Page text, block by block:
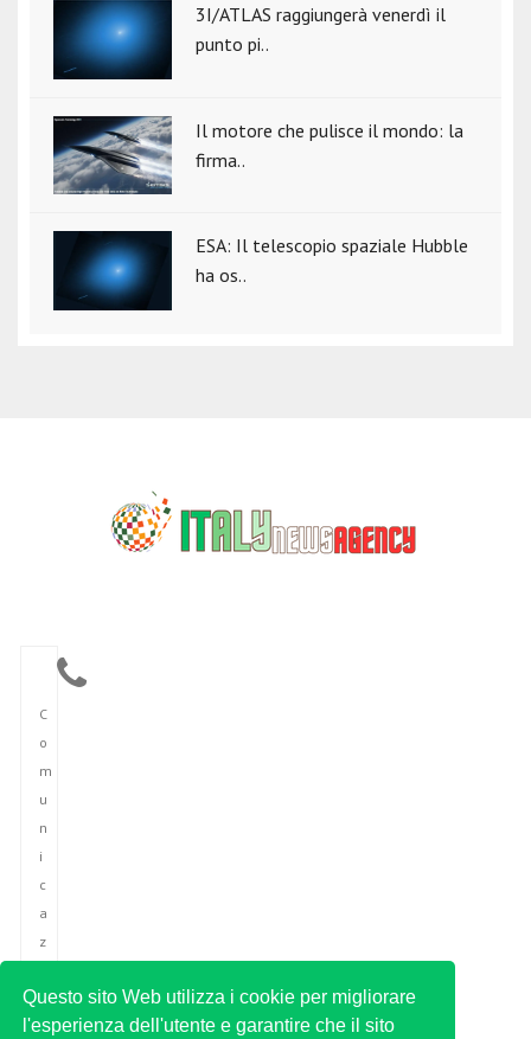
Questo sito Web utilizza i cookie per migliorare
l'esperienza dell'utente e garantire che il sito
3I/ATLAS raggiungerà venerdì il
punto pi..
Il motore che pulisce il mondo: la
firma..
ESA: Il telescopio spaziale Hubble
ha os..
C
o
m
u
n
i
c
a
z
o
n